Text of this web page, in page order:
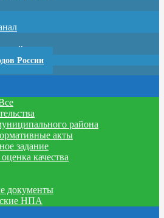
семьи
России
района
акты
задание
качества
документы
НПА